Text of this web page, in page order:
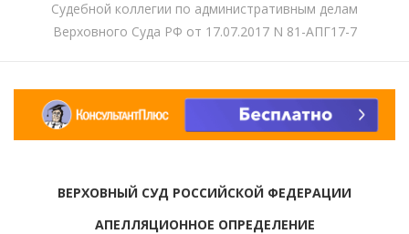
Судебной коллегии по административным делам
Верховного Суда РФ от 17.07.2017 N 81-АПГ17-7
ВЕРХОВНЫЙ СУД РОССИЙСКОЙ ФЕДЕРАЦИИ
АПЕЛЛЯЦИОННОЕ ОПРЕДЕЛЕНИЕ